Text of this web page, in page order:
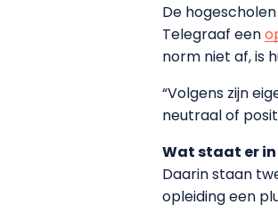
De
Telegraaf een
norm niet af, is
“Volgens zijn
neutraal of
Wat staat er
Daarin staan
opleiding een